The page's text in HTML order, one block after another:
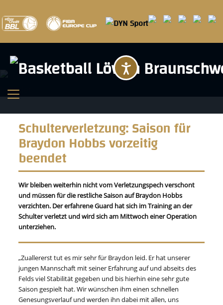
Schulterverletzung: Saison für
Braydon Hobbs vorzeitig
beendet
Wir bleiben weiterhin nicht vom Verletzungspech verschont
und müssen für die restliche Saison auf Braydon Hobbs
verzichten. Der erfahrene Guard hat sich im Training an der
Schulter verletzt und wird sich am Mittwoch einer Operation
unterziehen.
„Zuallererst tut es mir sehr für Braydon leid. Er hat unserer
jungen Mannschaft mit seiner Erfahrung auf und abseits des
Felds viel Stabilität gegeben und bis hierhin eine sehr gute
Saison gespielt hat. Wir wünschen ihm einen schnellen
Genesungsverlauf und werden ihn dabei mit allen, uns